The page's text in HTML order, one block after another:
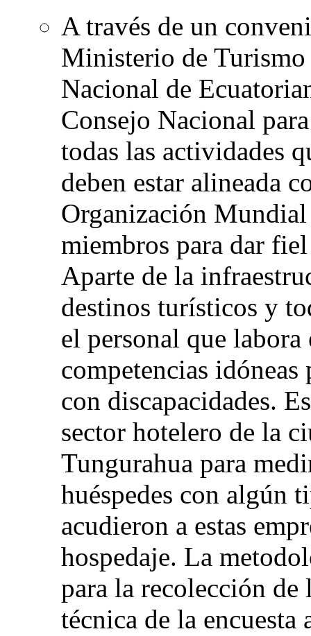
A través de un
Ministerio de
Nacional de
Consejo Nacional
todas las actividades
deben estar alineada
Organización
miembros para dar
Aparte de la
destinos turísticos y
el personal que labora
competencias idóneas
con discapacidades.
sector hotelero de la
Tungurahua para
huéspedes con algún
acudieron a estas
hospedaje. La
para la recolección
técnica de la